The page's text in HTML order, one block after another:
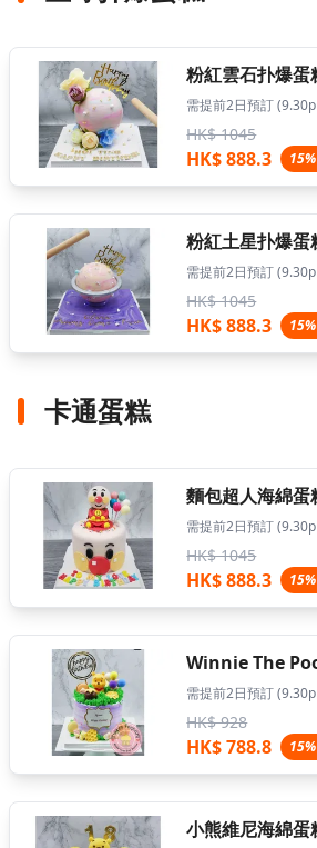
粉紅雲石扑爆蛋
需提前2日預訂
HK$ 1045
HK$ 888.3
粉紅土星扑爆蛋
需提前2日預訂
HK$ 1045
HK$ 888.3
卡通蛋糕
麵包超人海綿蛋
需提前2日預訂
HK$ 1045
HK$ 888.3
Winnie The
需提前2日預訂
HK$ 928
HK$ 788.8
小熊維尼海綿蛋